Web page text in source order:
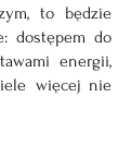
to będzie
dostępem do
energii,
więcej nie